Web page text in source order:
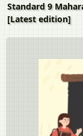
Standard 9
[Latest edition]